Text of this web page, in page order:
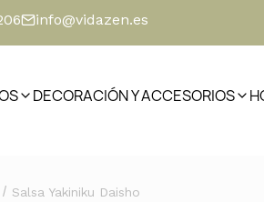
info@vidazen.es
DECORACIÓN Y ACCESORIOS
/ Salsa Yakiniku Daisho